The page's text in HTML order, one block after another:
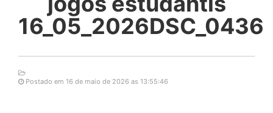
16_05_2026DSC_0436
Postado em 16 de maio de 2026 as 13:55:46